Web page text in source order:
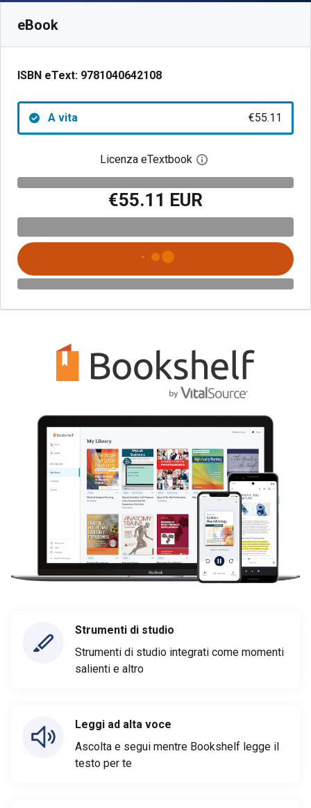
eBook
ISBN eText: 9781040642108
A vita €55.11
Licenza eTextbook Apri la finestra di
€55.11 EUR
Strumenti di studio
Strumenti di studio integrati come momenti
salienti e altro
Leggi ad alta voce
Ascolta e segui mentre Bookshelf legge il
testo per te